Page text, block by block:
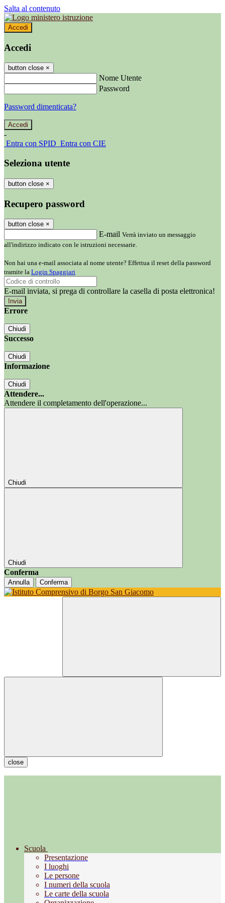
Salta al contenuto
Accedi
Accedi
button close ×
Nome Utente
Password
Password dimenticata?
-
Entra con SPID Entra con CIE
Seleziona utente
button close ×
Recupero password
button close ×
E-mail Verrà inviato un messaggio
all'indirizzo indicato con le istruzioni necessarie.
Non hai una e-mail associata al nome utente? Effettua il reset della password
tramite la Login Spaggiari
E-mail inviata, si prega di controllare la casella di posta elettronica!
Errore
Chiudi
Successo
Chiudi
Informazione
Chiudi
Attendere...
Attendere il completamento dell'operazione...
Chiudi
Chiudi
Conferma
Annulla Conferma
close
Scuola
Presentazione
I luoghi
Le persone
I numeri della scuola
Le carte della scuola